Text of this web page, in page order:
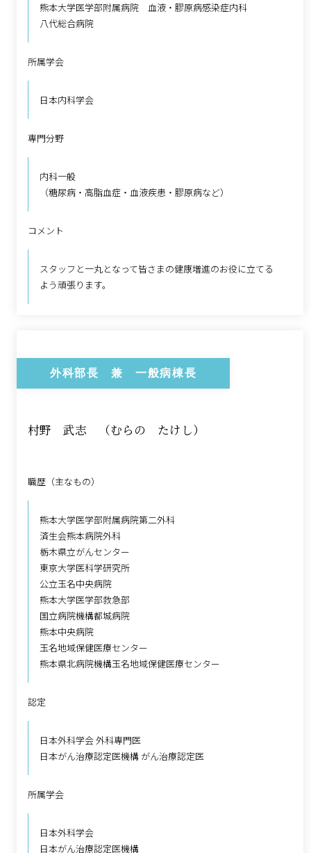
熊本大学医学部附属病院 血液・膠原病感染症内科
八代総合病院
所属学会
日本内科学会
専門分野
内科一般
（糖尿病・高脂血症・血液疾患・膠原病など）
コメント
スタッフと一丸となって皆さまの健康増進のお役に立てる
よう頑張ります。
外科部長 兼 一般病棟長
村野 武志 （むらの たけし）
職歴（主なもの）
熊本大学医学部附属病院第二外科
済生会熊本病院外科
栃木県立がんセンター
東京大学医科学研究所
公立玉名中央病院
熊本大学医学部救急部
国立病院機構都城病院
熊本中央病院
玉名地域保健医療センター
熊本県北病院機構玉名地域保健医療センター
認定
日本外科学会 外科専門医
日本がん治療認定医機構 がん治療認定医
所属学会
日本外科学会
日本がん治療認定医機構